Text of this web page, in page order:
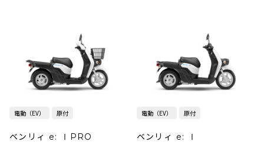
電動（EV） 原付
ベンリィ e: ⅠPRO
電動（EV） 原付
ベンリィ e: Ⅰ